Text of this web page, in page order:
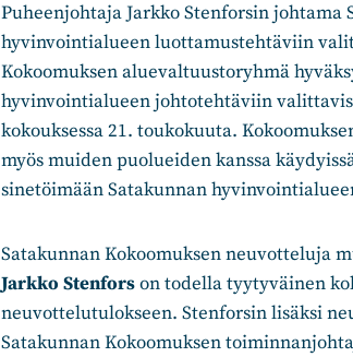
Puheenjohtaja Jarkko Stenforsin
hyvinvointialueen luottamustehtäviin
Kokoomuksen aluevaltuustoryhmä
hyvinvointialueen johtotehtäviin
kokouksessa 21. toukokuuta.
myös muiden puolueiden kanssa
sinetöimään Satakunnan
Satakunnan Kokoomuksen neuvotteluja
Jarkko Stenforson todella tyytyväinen
neuvottelutulokseen. Stenforsin lisäksi
Satakunnan Kokoomuksen